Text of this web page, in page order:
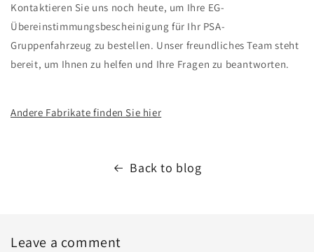
Kontaktieren Sie uns noch heute, um Ihre EG-
Übereinstimmungsbescheinigung für Ihr PSA-
Gruppenfahrzeug zu bestellen. Unser freundliches Team steht
bereit, um Ihnen zu helfen und Ihre Fragen zu beantworten.
Andere Fabrikate finden Sie hier
Back to blog
Leave a comment